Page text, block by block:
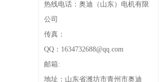
热线电话：奥迪（山东）电机有限
公司
传真：
QQ：1634732688@qq.com
邮箱:
地址：山东省潍坊市青州市奥迪